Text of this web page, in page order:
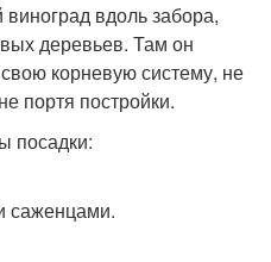
вдоль забора,
деревьев. Там он
корневую систему, не
портя постройки.
посадки:
саженцами.